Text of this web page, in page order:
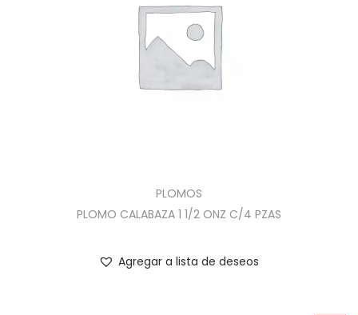
PLOMOS
PLOMO CALABAZA 1 1/2 ONZ C/4 PZAS
Agregar a lista de deseos